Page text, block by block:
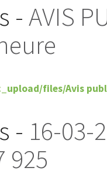
-AVIS
files/Avis
- 16-03-
925